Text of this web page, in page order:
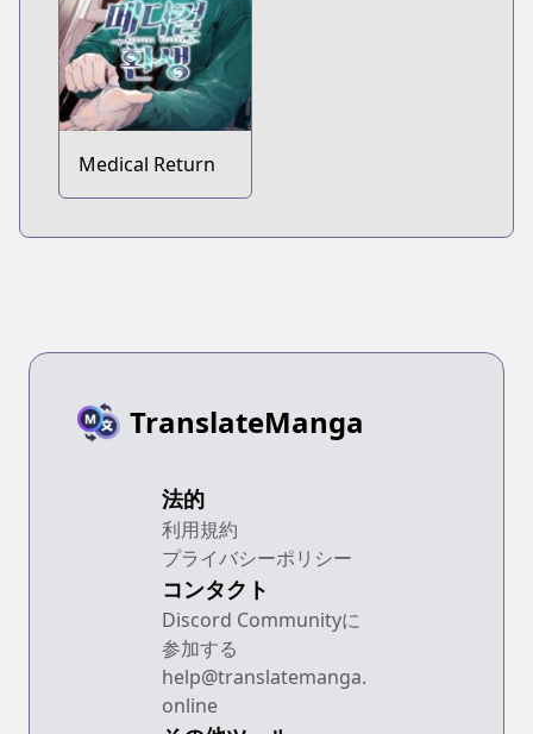
Medical Return
TranslateManga
法的
利用規約
プライバシーポリシー
コンタクト
Discord Communityに
参加する
help@translatemanga.
online